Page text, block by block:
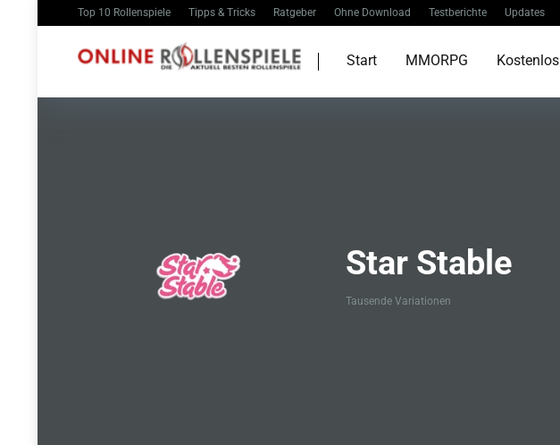
Top 10 Rollenspiele Tipps & Tricks Ratgeber Ohne Download Testberichte Updates
Start MMORPG Kostenlos
Star Stable
Tausende Variationen